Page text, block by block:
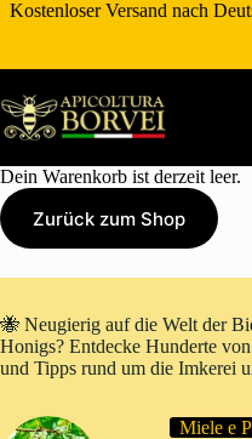
Zum
Kostenloser Versand nach
Dein Warenkorb ist derzeit leer.
Zurück zum Shop
🐝 Neugierig auf die Welt der
Honigs? Entdecke Hunderte
und Tipps rund um die Imkerei
Miele e